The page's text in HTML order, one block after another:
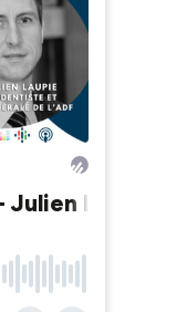
Julien LAUPIE